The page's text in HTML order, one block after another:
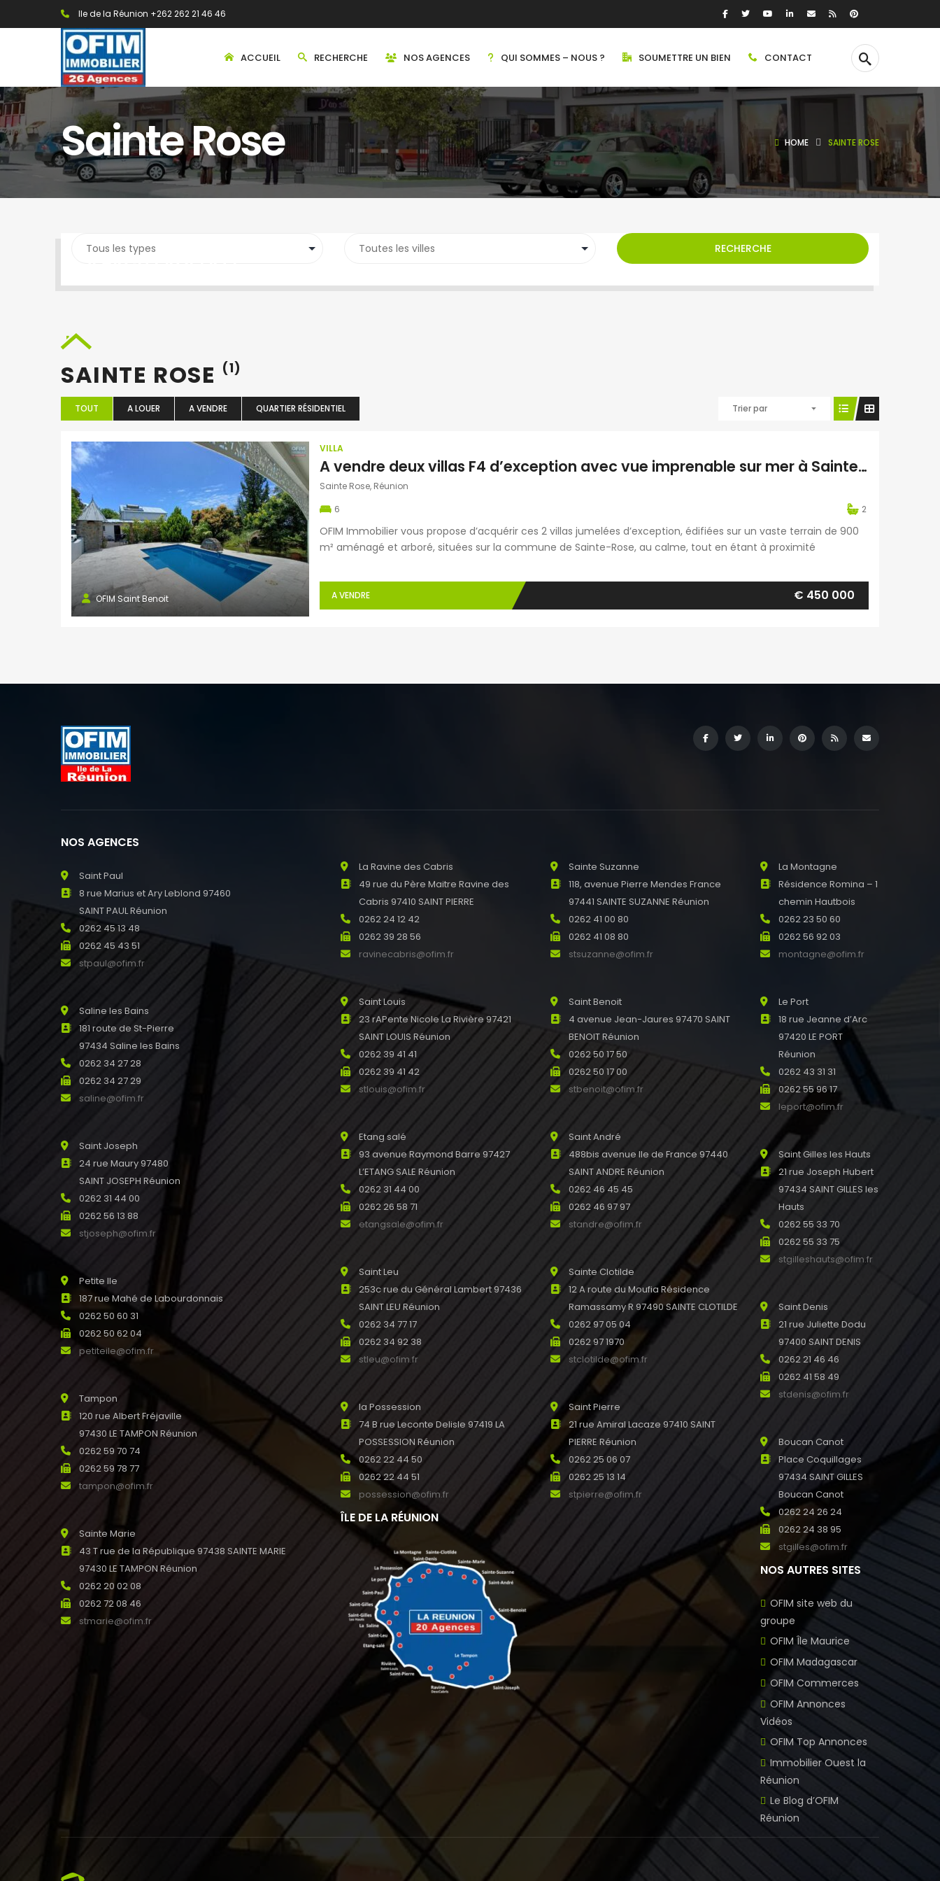
Ile de la Réunion +262 262 21 46 46
ACCUEIL RECHERCHE NOS AGENCES QUI SOMMES – NOUS ? SOUMETTRE UN BIEN CONTACT
Sainte Rose HOME SAINTE ROSE
SEARCH PROPERTY
RECHERCHE
SAINTE ROSE (1)
TOUT A LOUER A VENDRE QUARTIER RÉSIDENTIEL Trier par
OFIM Saint Benoit
VILLA
A vendre deux villas F4 d’exception avec vue imprenable sur mer à Sainte-Rose
Sainte Rose, Réunion
6
2
OFIM Immobilier vous propose d’acquérir ces 2 villas jumelées d’exception, édifiées sur un vaste terrain de 900
m² aménagé et arboré, situées sur la commune de Sainte-Rose, au calme, tout en étant à proximité
se compose de trois […]
A VENDRE € 450 000
NOS AGENCES
Saint Paul
8 rue Marius et Ary Leblond 97460
SAINT PAUL Réunion
0262 45 13 48
0262 45 43 51
stpaul@ofim.fr
Saline les Bains
181 route de St-Pierre
97434 Saline les Bains
0262 34 27 28
0262 34 27 29
saline@ofim.fr
Saint Joseph
24 rue Maury 97480
SAINT JOSEPH Réunion
0262 31 44 00
0262 56 13 88
stjoseph@ofim.fr
Petite Ile
187 rue Mahé de Labourdonnais
0262 50 60 31
0262 50 62 04
petiteile@ofim.fr
Tampon
120 rue Albert Fréjaville
97430 LE TAMPON Réunion
0262 59 70 74
0262 59 78 77
tampon@ofim.fr
Sainte Marie
43 T rue de la République 97438 SAINTE MARIE
97430 LE TAMPON Réunion
0262 20 02 08
0262 72 08 46
stmarie@ofim.fr
La Ravine des Cabris
49 rue du Père Maitre Ravine des
Cabris 97410 SAINT PIERRE
0262 24 12 42
0262 39 28 56
ravinecabris@ofim.fr
Saint Louis
23 rAPente Nicole La Rivière 97421
SAINT LOUIS Réunion
0262 39 41 41
0262 39 41 42
stlouis@ofim.fr
Etang salé
93 avenue Raymond Barre 97427
L’ETANG SALE Réunion
0262 31 44 00
0262 26 58 71
etangsale@ofim.fr
Saint Leu
253c rue du Général Lambert 97436
SAINT LEU Réunion
0262 34 77 17
0262 34 92 38
stleu@ofim.fr
la Possession
74 B rue Leconte Delisle 97419 LA
POSSESSION Réunion
0262 22 44 50
0262 22 44 51
possession@ofim.fr
ÎLE DE LA RÉUNION
Sainte Suzanne
118, avenue Pierre Mendes France
97441 SAINTE SUZANNE Réunion
0262 41 00 80
0262 41 08 80
stsuzanne@ofim.fr
Saint Benoit
4 avenue Jean-Jaures 97470 SAINT
BENOIT Réunion
0262 50 17 50
0262 50 17 00
stbenoit@ofim.fr
Saint André
488bis avenue Ile de France 97440
SAINT ANDRE Réunion
0262 46 45 45
0262 46 97 97
standre@ofim.fr
Sainte Clotilde
12 A route du Moufia Résidence
Ramassamy R 97490 SAINTE CLOTILDE
0262 97 05 04
0262 97 1970
stclotilde@ofim.fr
Saint Pierre
21 rue Amiral Lacaze 97410 SAINT
PIERRE Réunion
0262 25 06 07
0262 25 13 14
stpierre@ofim.fr
La Montagne
Résidence Romina – 1
chemin Hautbois
0262 23 50 60
0262 56 92 03
montagne@ofim.fr
Le Port
18 rue Jeanne d’Arc
97420 LE PORT
Réunion
0262 43 31 31
0262 55 96 17
leport@ofim.fr
Saint Gilles les Hauts
21 rue Joseph Hubert
97434 SAINT GILLES les
Hauts
0262 55 33 70
0262 55 33 75
stgilleshauts@ofim.fr
Saint Denis
21 rue Juliette Dodu
97400 SAINT DENIS
0262 21 46 46
0262 41 58 49
stdenis@ofim.fr
Boucan Canot
Place Coquillages
97434 SAINT GILLES
Boucan Canot
0262 24 26 24
0262 24 38 95
stgilles@ofim.fr
NOS AUTRES SITES
OFIM site web du
groupe
OFIM Île Maurice
OFIM Madagascar
OFIM Commerces
OFIM Annonces
Vidéos
OFIM Top Annonces
Immobilier Ouest la
Réunion
Le Blog d’OFIM
Réunion